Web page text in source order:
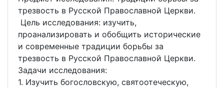
трезвость в Русской Православной Церкви.
Цель исследования: изучить,
проанализировать и обобщить исторические
и современные традиции борьбы за
трезвость в Русской Православной Церкви.
Задачи исследования:
1. Изучить богословскую, святоотеческую,